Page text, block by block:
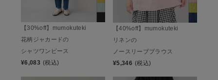
【30%off】mumokuteki
花柄ジャカードの
シャツワンピース
¥6,083 (税込)
【40%off】mumokuteki
リネンの
ノースリーブブラウス
¥5,346 (税込)